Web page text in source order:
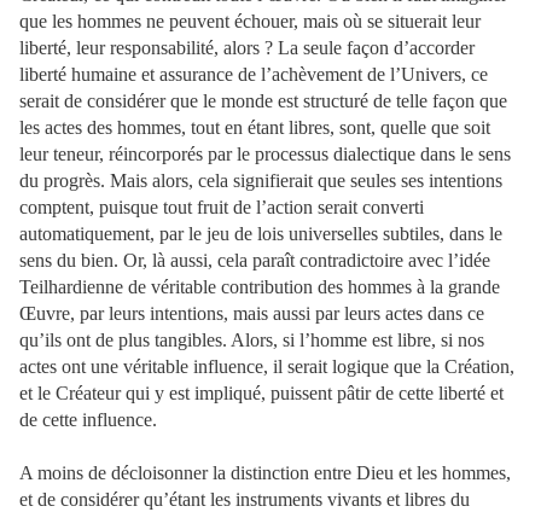
que les hommes ne peuvent échouer, mais où se situerait leur
liberté, leur responsabilité, alors ? La seule façon d’accorder
liberté humaine et assurance de l’achèvement de l’Univers, ce
serait de considérer que le monde est structuré de telle façon que
les actes des hommes, tout en étant libres, sont, quelle que soit
leur teneur, réincorporés par le processus dialectique dans le sens
du progrès. Mais alors, cela signifierait que seules ses intentions
comptent, puisque tout fruit de l’action serait converti
automatiquement, par le jeu de lois universelles subtiles, dans le
sens du bien. Or, là aussi, cela paraît contradictoire avec l’idée
Teilhardienne de véritable contribution des hommes à la grande
Œuvre, par leurs intentions, mais aussi par leurs actes dans ce
qu’ils ont de plus tangibles. Alors, si l’homme est libre, si nos
actes ont une véritable influence, il serait logique que la Création,
et le Créateur qui y est impliqué, puissent pâtir de cette liberté et
de cette influence.
A moins de décloisonner la distinction entre Dieu et les hommes,
et de considérer qu’étant les instruments vivants et libres du